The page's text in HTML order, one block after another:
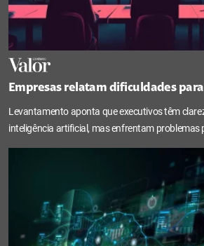
Empresas relatam dificuldades
Levantamento aponta que executivos têm
inteligência artificial, mas enfrentam problemas